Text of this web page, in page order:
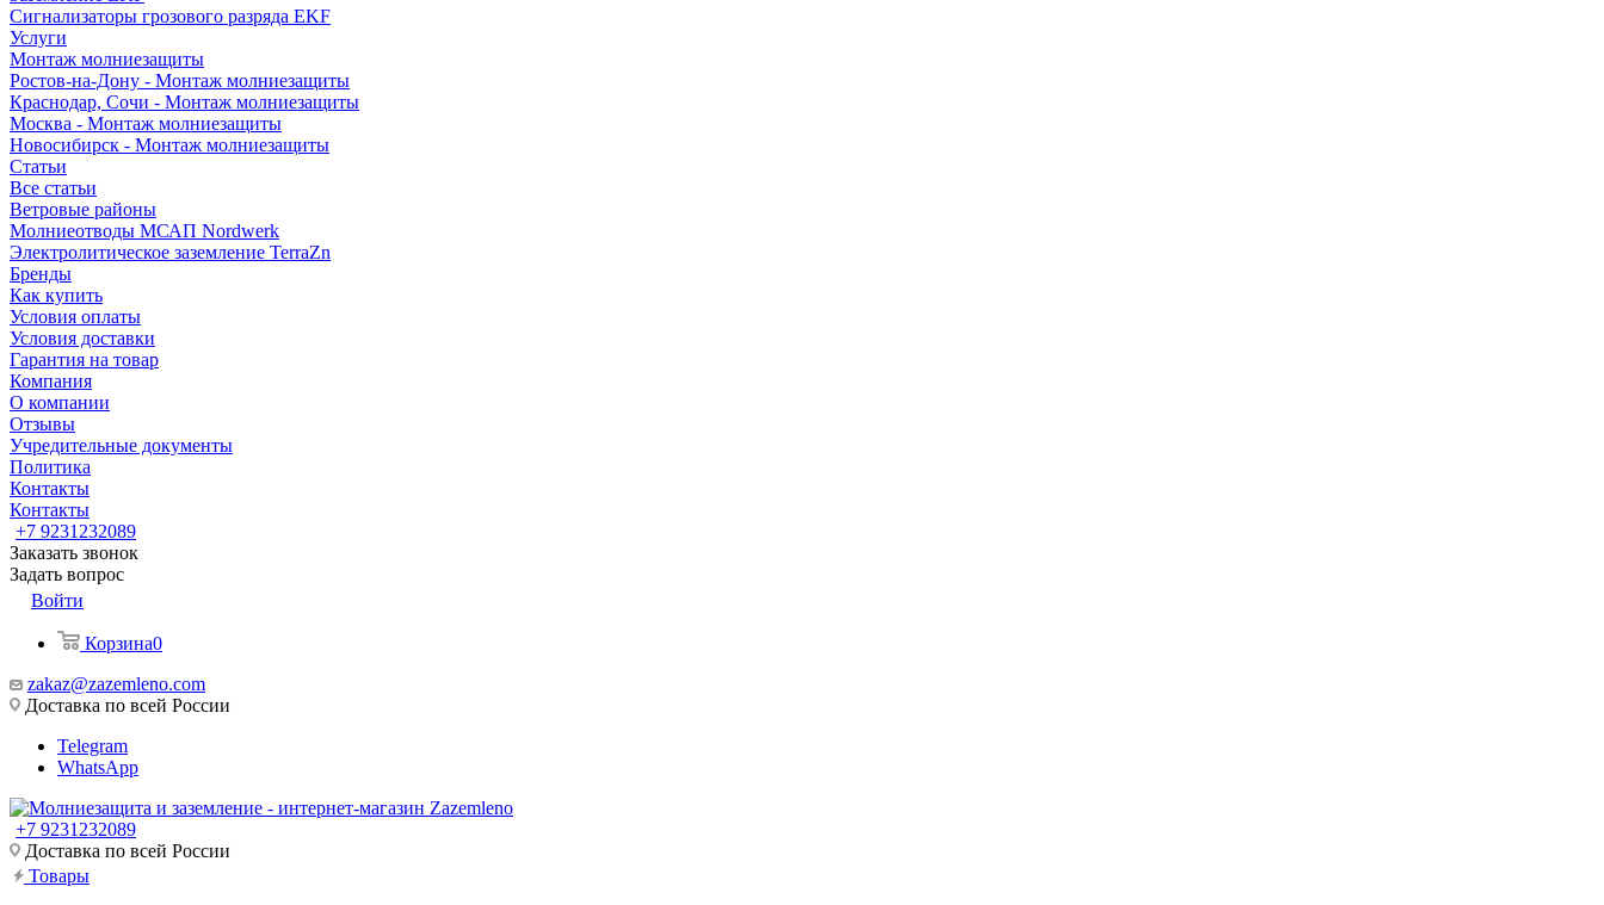
Сигнализаторы грозового разряда EKF
Услуги
Монтаж молниезащиты
Ростов-на-Дону - Монтаж молниезащиты
Краснодар, Сочи - Монтаж молниезащиты
Москва - Монтаж молниезащиты
Новосибирск - Монтаж молниезащиты
Статьи
Все статьи
Ветровые районы
Молниеотводы МСАП Nordwerk
Электролитическое заземление TerraZn
Бренды
Как купить
Условия оплаты
Условия доставки
Гарантия на товар
Компания
О компании
Отзывы
Учредительные документы
Политика
Контакты
Контакты
+7 9231232089
Заказать звонок
Задать вопрос
Войти
Корзина0
zakaz@zazemleno.com
Доставка по всей России
Telegram
WhatsApp
+7 9231232089
Доставка по всей России
Товары